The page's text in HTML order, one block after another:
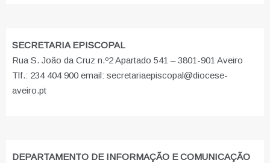
SECRETARIA EPISCOPAL
Rua S. João da Cruz n.º2 Apartado 541 – 3801-901 Aveiro
Tlf.: 234 404 900 email: secretariaepiscopal@diocese-
aveiro.pt
DEPARTAMENTO DE INFORMAÇÃO E COMUNICAÇÃO